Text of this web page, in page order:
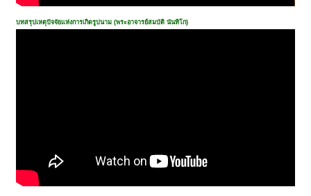
บทสรุปเหตุปัจจัยแห่งการเกิดรูปนาม (พระอาจารย์สมบัติ นันทิโก)